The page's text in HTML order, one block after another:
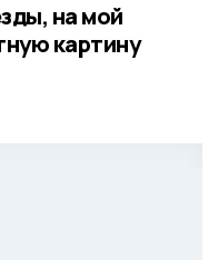
на мой
картину